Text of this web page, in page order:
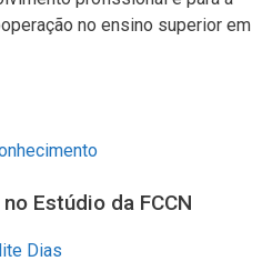
no ensino superior em
Estúdio da FCCN
Dias